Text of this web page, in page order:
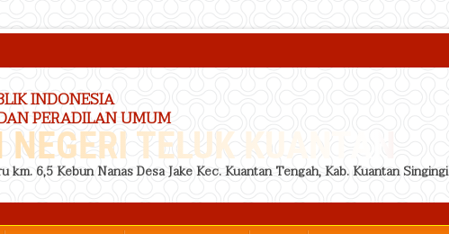
INDONESIA
PERADILAN UMUM
TELUK KUANTAN
km. 6,5 Kebun Nanas Desa Jake Kec. Kuantan Tengah, Kab. Kuantan Singingi